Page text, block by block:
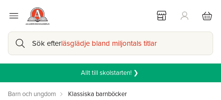
Sök efterläsglädje bland miljontals titlar
Allt till skolstarten! ❯
Barn och ungdom Klassiska barnböcker